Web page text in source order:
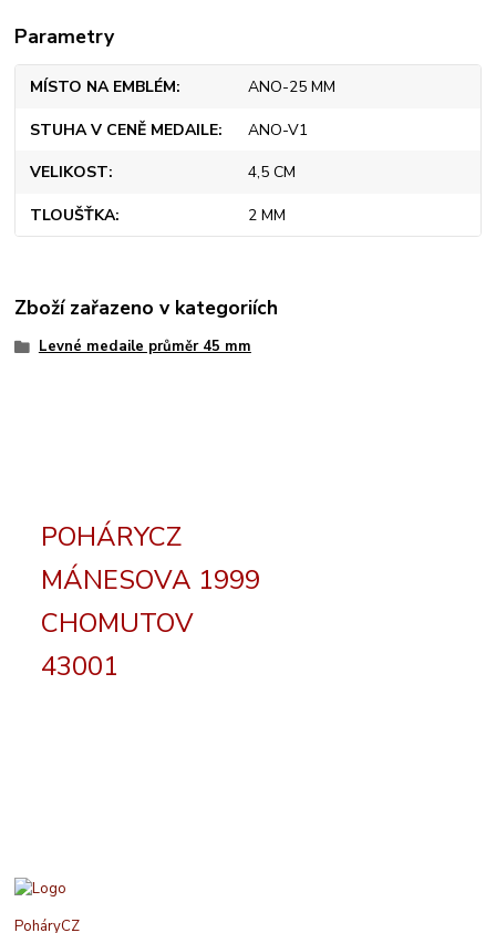
Parametry
MÍSTO NA EMBLÉM ANO-25 MM
STUHA V CENĚ MEDAILE ANO-V1
VELIKOST 4,5 CM
TLOUŠŤKA 2 MM
Zboží zařazeno v kategoriích
Levné medaile průměr 45 mm
POHÁRYCZ
MÁNESOVA 1999
CHOMUTOV
43001
PoháryCZ